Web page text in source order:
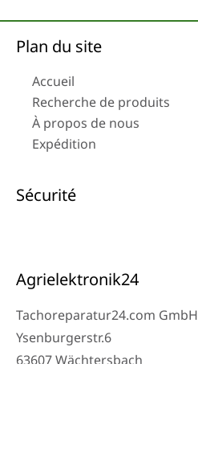
Plan du site
Accueil
Recherche de produits
À propos de nous
Expédition
Sécurité
Agrielektronik24
Tachoreparatur24.com GmbH
Ysenburgerstr.6
63607 Wächtersbach